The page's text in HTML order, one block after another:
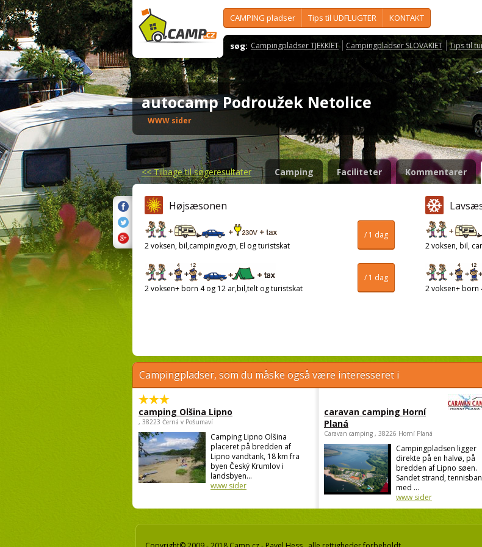
CAMPING pladser Tips til UDFLUGTER KONTAKT
søg: Campingpladser TJEKKIET Campingpladser SLOVAKIET Tips til
autocamp Podroužek Netolice
WWW sider
<<Tilbage til søgeresultater Camping Faciliteter Kommentarer
Højsæsonen
/ 1 dag
2 voksen, bil,campingvogn, El og turistskat
/ 1 dag
2 voksen+ born 4 og 12 ar,bil,telt og turistskat
2 voksen, bil,
2 voksen+ born
Campingpladser, som du måske også være interesseret i
camping Olšina Lipno
, 38223 Černá v Pošumaví
Camping Lipno Olšina
placeret på bredden af
Lipno vandtank, 18 km fra
byen Český Krumlov i
landsbyen...
www sider
caravan camping Horní
Planá
Caravan camping , 38226 Horní Planá
Campingpladsen ligger
direkte på en halvø, på
bredden af Lipno søen.
Sandet strand,
med ...
www sider